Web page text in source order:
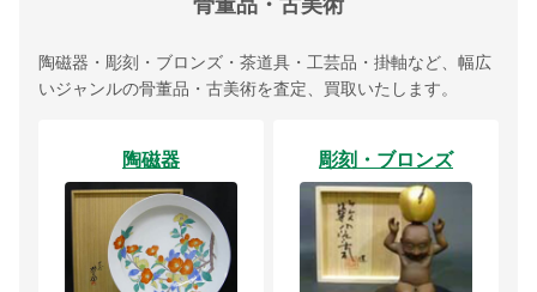
陶磁器・彫刻・ブロンズ・茶道具・工芸品・掛軸など、幅広
いジャンルの骨董品・古美術を査定、買取いたします。
陶磁器 彫刻・ブロンズ